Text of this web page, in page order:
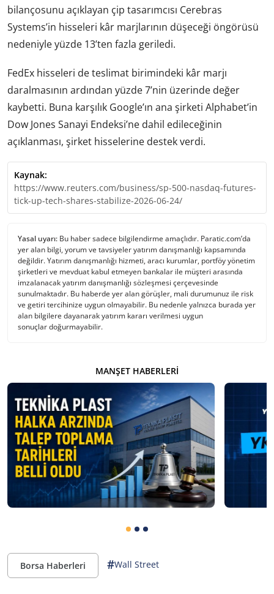
bilançosunu açıklayan çip tasarımcısı Cerebras
Systems’in hisseleri kâr marjlarının düşeceği öngörüsü
nedeniyle yüzde 13’ten fazla geriledi.
FedEx hisseleri de teslimat birimindeki kâr marjı
daralmasının ardından yüzde 7’nin üzerinde değer
kaybetti. Buna karşılık Google’ın ana şirketi Alphabet’in
Dow Jones Sanayi Endeksi’ne dahil edileceğinin
açıklanması, şirket hisselerine destek verdi.
Kaynak:
https://www.reuters.com/business/sp-500-nasdaq-futures-
tick-up-tech-shares-stabilize-2026-06-24/
Yasal uyarı: Bu haber sadece bilgilendirme amaçlıdır. Paratic.com’da
yer alan bilgi, yorum ve tavsiyeler yatırım danışmanlığı kapsamında
değildir. Yatırım danışmanlığı hizmeti, aracı kurumlar, portföy yönetim
şirketleri ve mevduat kabul etmeyen bankalar ile müşteri arasında
imzalanacak yatırım danışmanlığı sözleşmesi çerçevesinde
sunulmaktadır. Bu haberde yer alan görüşler, mali durumunuz ile risk
ve getiri tercihinize uygun olmayabilir. Bu nedenle yalnızca burada yer
alan bilgilere dayanarak yatırım kararı verilmesi uygun
sonuçlar doğurmayabilir.
MANŞET HABERLERI
Borsa Haberleri #Wall Street